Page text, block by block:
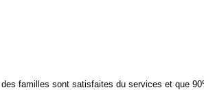
familles sont satisfaites du services et que